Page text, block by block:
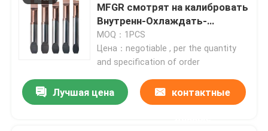
контактные данные
Отправить запрос
Карбид режа вставки
MFGR смотрят на калибровать
Внутренн-Охлаждать-
таможню для микро-
поворачивать
MOQ：1PCS
Цена：negotiable , per the quantity
and specification of order
Лучшая цена контактные